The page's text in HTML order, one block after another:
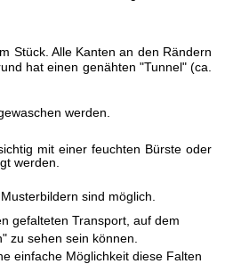
Stück. Alle Kanten an den Rändern
hat einen genähten "Tunnel" (ca.
werden.
mit einer feuchten Bürste oder
werden.
sind möglich.
gefalteten Transport, auf dem
zu sehen sein können.
einfache Möglichkeit diese Falten